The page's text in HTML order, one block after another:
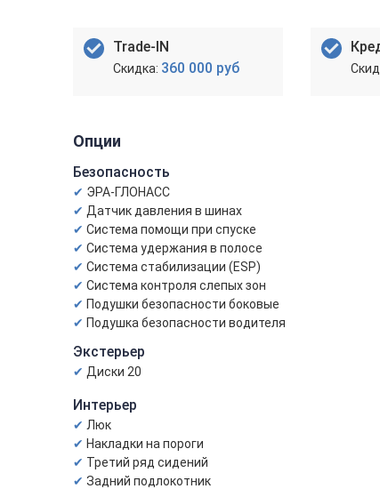
Trade-IN
360 000 руб
Опции
Безопасность
ЭРА-ГЛОНАСС
Датчик давления в шинах
Система помощи при спуске
Система удержания в полосе
Система стабилизации (ESP)
Система контроля слепых зон
Подушки безопасности боковые
Подушка безопасности водителя
Экстерьер
Диски 20
Интерьер
Люк
Накладки на пороги
Третий ряд сидений
Задний подлокотник